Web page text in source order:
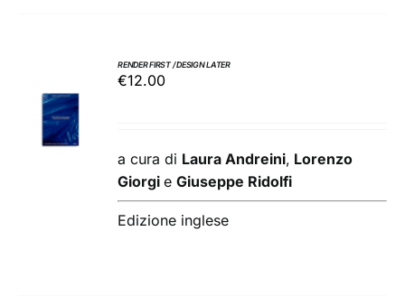
AL
CARRELLO
/
RENDER FIRST / DESIGN LATER
€12.00
a cura di Laura Andreini, Lorenzo
GiorgieGiuseppe Ridolfi
Edizione inglese